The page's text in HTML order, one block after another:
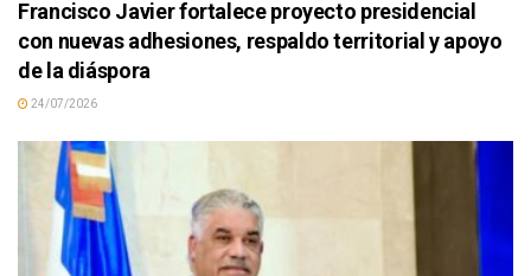
Francisco Javier fortalece proyecto presidencial
con nuevas adhesiones, respaldo territorial y apoyo
de la diáspora
24/07/2026